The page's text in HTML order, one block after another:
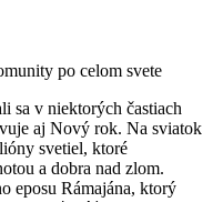
po celom svete
sa v niektorých častiach
aj Nový rok. Na sviatok
svetiel, ktoré
a dobra nad zlom.
eposu Rámajána, ktorý